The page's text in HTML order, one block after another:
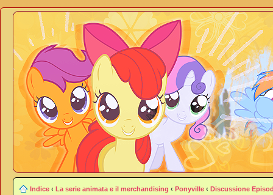
Indice ‹ La serie animata e il merchandising ‹ Ponyville ‹ Discussione